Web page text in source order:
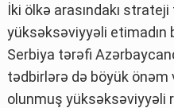
İki ölkə arasındakı strateji
yüksəksəviyyəli etimadın
Serbiya tərəfi
tədbirlərə də böyük önəm
olunmuş yüksəksəviyyəli